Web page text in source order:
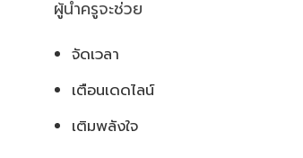
ผู้นำครูจะช่วย
จัดเวลา
เตือนเดดไลน์
เติมพลังใจ